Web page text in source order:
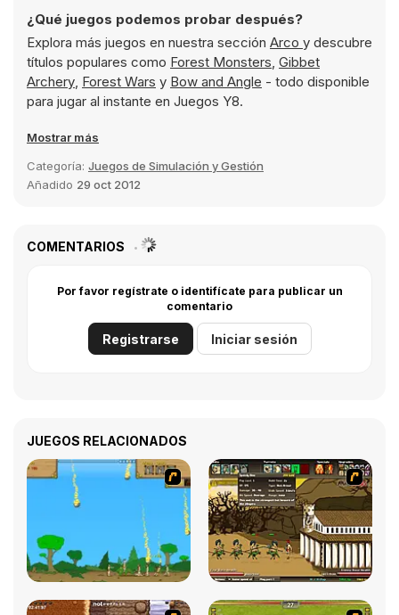
¿Qué juegos podemos probar después?
Explora más juegos en nuestra sección Arco y descubre
títulos populares como Forest Monsters, Gibbet
Archery, Forest Wars y Bow and Angle - todo disponible
para jugar al instante en Juegos Y8.
Mostrar más
Categoría: Juegos de Simulación y Gestión
Añadido 29 oct 2012
COMENTARIOS
Por favor regístrate o identifícate para publicar un
comentario
Registrarse Iniciar sesión
JUEGOS RELACIONADOS